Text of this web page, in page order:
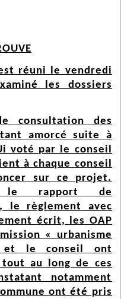
réuni le vendredi
les dossiers
consultation des
amorcé suite à
voté par le conseil
à chaque conseil
sur ce projet.
le rapport de
le règlement avec
écrit, les OAP
« urbanisme
et le conseil ont
au long de ces
notamment
ont été pris